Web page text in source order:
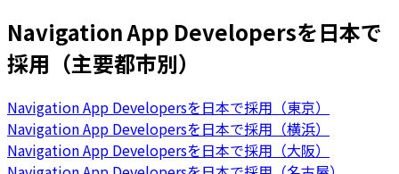
Navigation App Developersを日本で
採用（主要都市別）
Navigation App Developersを日本で採用（東京）
Navigation App Developersを日本で採用（横浜）
Navigation App Developersを日本で採用（大阪）